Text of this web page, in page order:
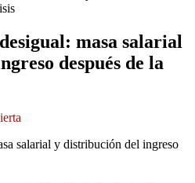
masa salarial
después de la
salarial y distribución del ingreso